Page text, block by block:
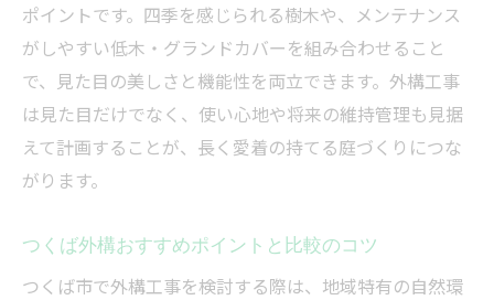
ポイントです。四季を感じられる樹木や、メンテナンス
がしやすい低木・グランドカバーを組み合わせること
で、見た目の美しさと機能性を両立できます。外構工事
は見た目だけでなく、使い心地や将来の維持管理も見据
えて計画することが、長く愛着の持てる庭づくりにつな
がります。
つくば外構おすすめポイントと比較のコツ
つくば市で外構工事を検討する際は、地域特有の自然環